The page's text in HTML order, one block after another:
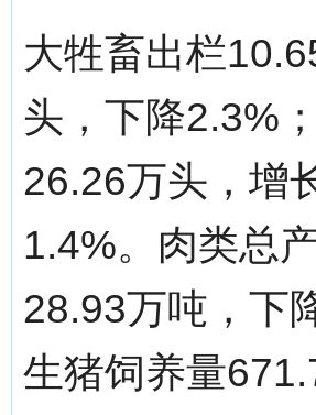
大牲畜出栏
头，下降2.3%
26.26万头，增
1.4%。肉类总
28.93万吨，下
生猪饲养量